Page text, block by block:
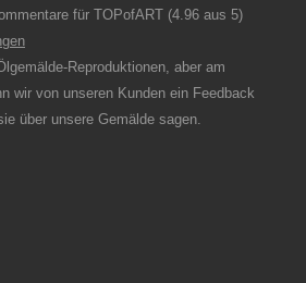
für TOPofART (4.96 aus 5)
Reproduktionen, aber am
wir von unseren Kunden ein Feedback
über unsere Gemälde sagen.